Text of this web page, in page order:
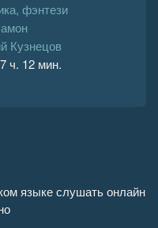
фэнтези
Кузнецов
7 ч. 12 мин.
языке слушать онлайн